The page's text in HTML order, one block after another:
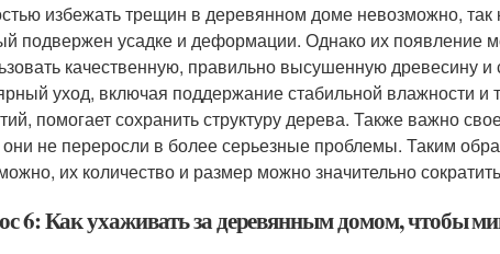
избежать трещин в деревянном доме невозможно,
подвержен усадке и деформации. Однако их появление
качественную, правильно высушенную древесину и
уход, включая поддержание стабильной влажности
помогает сохранить структуру дерева. Также важно
не переросли в более серьезные проблемы. Таким
их количество и размер можно значительно
6: Как ухаживать за деревянным домом, чтобы